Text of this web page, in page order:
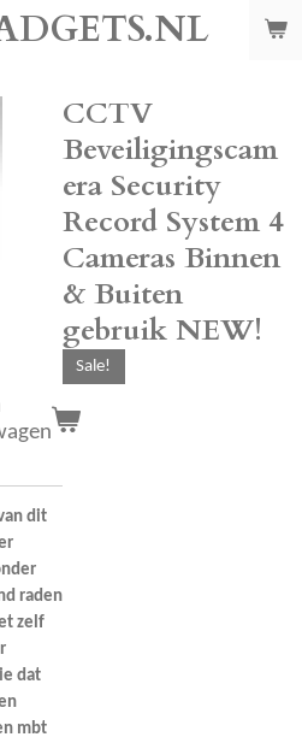
CCTV
Beveiligingscam
era Security
Record System 4
Cameras Binnen
& Buiten
gebruik NEW!
Sale!
dit
raden
zelf
dat
mbt